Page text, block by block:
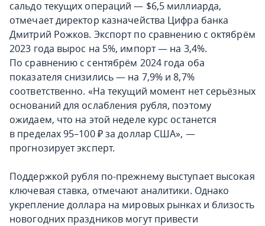
сальдо текущих операций — $6,5 миллиарда,
отмечает директор казначейства Цифра банка
Дмитрий Рожков. Экспорт по сравнению с октябрём
2023 года вырос на 5%, импорт — на 3,4%.
По сравнению с сентябрём 2024 года оба
показателя снизились — на 7,9% и 8,7%
соответственно. «На текущий момент нет серьёзных
оснований для ослабления рубля, поэтому
ожидаем, что на этой неделе курс останется
в пределах 95–100 ₽ за доллар США», —
прогнозирует эксперт.
Поддержкой рубля по-прежнему выступает высокая
ключевая ставка, отмечают аналитики. Однако
укрепление доллара на мировых рынках и близость
новогодних праздников могут привести